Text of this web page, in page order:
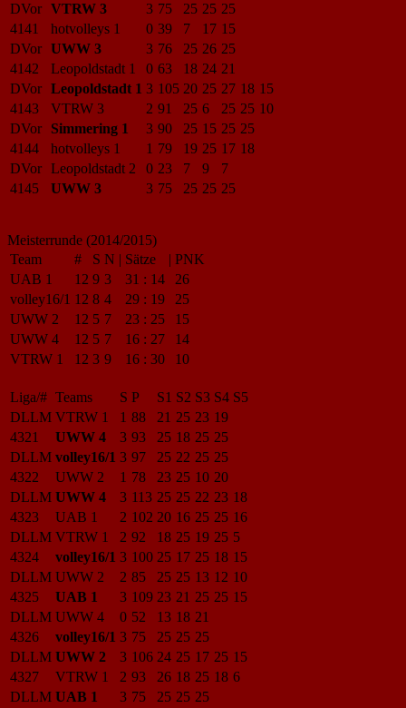
DVor VTRW 3 3 75 25 25 25
4141
hotvolleys 1 0 39 7 17 15
DVor UWW 3 3 76 25 26 25
4142
Leopoldstadt 1 0 63 18 24 21
DVor Leopoldstadt 1 3 105 20 25 27 18 15
4143
VTRW 3 2 91 25 6 25 25 10
DVor
Simmering 1 3 90 25 15 25 25
4144
hotvolleys 1 1 79 19 25 17 18
DVor Leopoldstadt 2 0 23 7 9
7
4145
UWW 3 3 75 25 25 25
Meisterrunde (2014/2015)
Team
# S N | Sätze | PNK
UAB 1
12 9 3 31 : 14
26
volley16/1 12 8 4 29 : 19
25
UWW 2
12 5 7 23 : 25
15
UWW 4
12 5 7 16 : 27
14
VTRW 1
12 3 9 16 : 30 10
Liga/# Teams S P S1 S2 S3 S4 S5
DLLM VTRW 1 1 88 21 25 23 19
4321
UWW 4 3 93 25 18 25 25
DLLM volley16/1 3 97 25 22 25 25
4322
UWW 2 1 78 23 25 10 20
DLLM UWW 4 3 113 25 25 22 23 18
4323
UAB 1 2 102 20 16 25 25 16
DLLM VTRW 1 2 92 18 25 19 25 5
4324
volley16/1 3 100 25 17 25 18 15
DLLM UWW 2 2 85 25 25 13 12 10
4325
UAB 1 3 109 23 21 25 25 15
DLLM UWW 4 0 52 13 18 21
4326
volley16/1 3 75 25 25 25
DLLM UWW 2 3 106 24 25 17 25 15
4327
VTRW 1 2 93 26 18 25 18 6
DLLM UAB 1 3 75 25 25 25